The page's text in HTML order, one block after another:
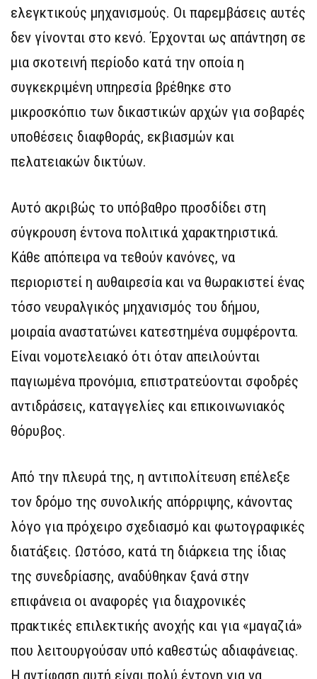
ελεγκτικούς μηχανισμούς. Οι παρεμβάσεις αυτές
δεν γίνονται στο κενό. Έρχονται ως απάντηση σε
μια σκοτεινή περίοδο κατά την οποία η
συγκεκριμένη υπηρεσία βρέθηκε στο
μικροσκόπιο των δικαστικών αρχών για σοβαρές
υποθέσεις διαφθοράς, εκβιασμών και
πελατειακών δικτύων.
Αυτό ακριβώς το υπόβαθρο προσδίδει στη
σύγκρουση έντονα πολιτικά χαρακτηριστικά.
Κάθε απόπειρα να τεθούν κανόνες, να
περιοριστεί η αυθαιρεσία και να θωρακιστεί ένας
τόσο νευραλγικός μηχανισμός του δήμου,
μοιραία αναστατώνει κατεστημένα συμφέροντα.
Είναι νομοτελειακό ότι όταν απειλούνται
παγιωμένα προνόμια, επιστρατεύονται σφοδρές
αντιδράσεις, καταγγελίες και επικοινωνιακός
θόρυβος.
Από την πλευρά της, η αντιπολίτευση επέλεξε
τον δρόμο της συνολικής απόρριψης, κάνοντας
λόγο για πρόχειρο σχεδιασμό και φωτογραφικές
διατάξεις. Ωστόσο, κατά τη διάρκεια της ίδιας
της συνεδρίασης, αναδύθηκαν ξανά στην
επιφάνεια οι αναφορές για διαχρονικές
πρακτικές επιλεκτικής ανοχής και για «μαγαζιά»
που λειτουργούσαν υπό καθεστώς αδιαφάνειας.